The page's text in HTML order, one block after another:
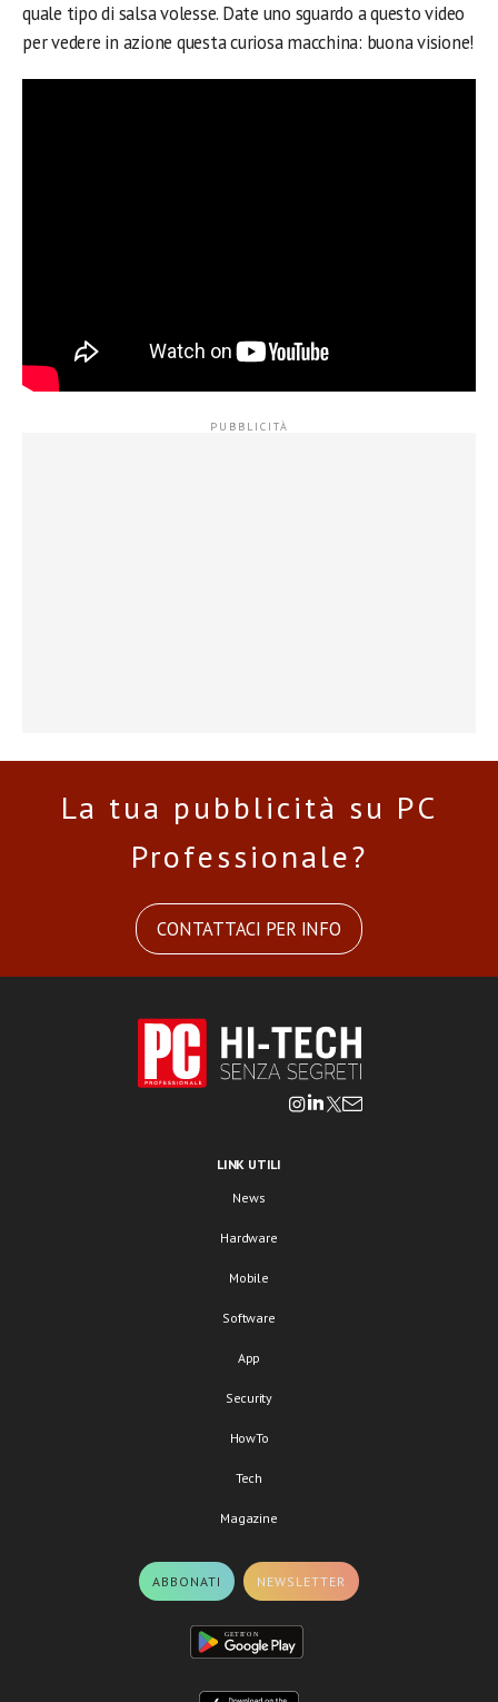
quale tipo di salsa volesse. Date uno sguardo a questo video
per vedere in azione questa curiosa macchina: buona visione!
La tua pubblicità su PC
Professionale?
CONTATTACI PER INFO
LINK UTILI
News
Hardware
Mobile
Software
App
Security
HowTo
Tech
Magazine
ABBONATI NEWSLETTER